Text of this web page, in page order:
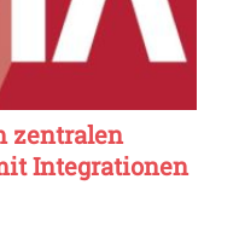
zentralen
Integrationen